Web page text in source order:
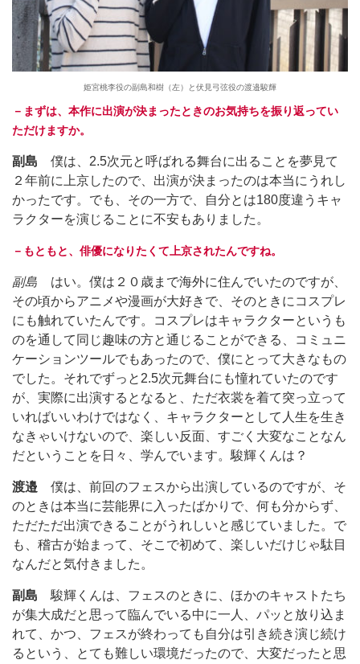
姫宮桃李役の副島和樹（左）と伏見弓弦役の渡邉駿輝
－まずは、本作に出演が決まったときのお気持ちを振り返ってい
ただけますか。
副島 僕は、2.5次元と呼ばれる舞台に出ることを夢見て
２年前に上京したので、出演が決まったのは本当にうれし
かったです。でも、その一方で、自分とは180度違うキャ
ラクターを演じることに不安もありました。
－もともと、俳優になりたくて上京されたんですね。
副島 はい。僕は２０歳まで海外に住んでいたのですが、
その頃からアニメや漫画が大好きで、そのときにコスプレ
にも触れていたんです。コスプレはキャラクターというも
のを通して同じ趣味の方と通じることができる、コミュニ
ケーションツールでもあったので、僕にとって大きなもの
でした。それでずっと2.5次元舞台にも憧れていたのです
が、実際に出演するとなると、ただ衣裳を着て突っ立って
いればいいわけではなく、キャラクターとして人生を生き
なきゃいけないので、楽しい反面、すごく大変なことなん
だということを日々、学んでいます。駿輝くんは？
渡邉 僕は、前回のフェスから出演しているのですが、そ
のときは本当に芸能界に入ったばかりで、何も分からず、
ただただ出演できることがうれしいと感じていました。で
も、稽古が始まって、そこで初めて、楽しいだけじゃ駄目
なんだと気付きました。
副島 駿輝くんは、フェスのときに、ほかのキャストたち
が集大成だと思って臨んでいる中に一人、パッと放り込ま
れて、かつ、フェスが終わっても自分は引き続き演じ続け
るという、とても難しい環境だったので、大変だったと思